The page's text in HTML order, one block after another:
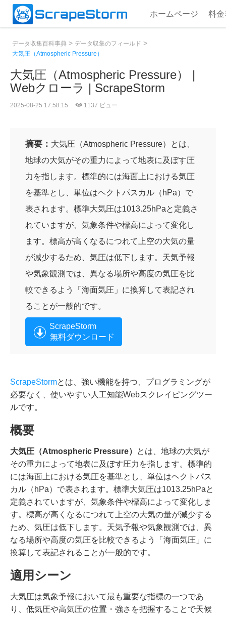
ホームページ 料金
データ収集百科事典 > データ収集のフィールド >
大気圧（Atmospheric Pressure）
大気圧（Atmospheric Pressure） |
Webクローラ | ScrapeStorm
2025-08-25 17:58:15 1137 ビュー
摘要： 大気圧（Atmospheric Pressure）とは、
地球の大気がその重力によって地表に及ぼす圧
力を指します。標準的には海面上における気圧
を基準とし、単位はヘクトパスカル（hPa）で
表されます。標準大気圧は1013.25hPaと定義さ
れていますが、気象条件や標高によって変化し
ます。標高が高くなるにつれて上空の大気の量
が減少するため、気圧は低下します。天気予報
や気象観測では、異なる場所や高度の気圧を比
較できるよう「海面気圧」に換算して表記され
ることが一般的です。
ScrapeStorm
無料ダウンロード
ScrapeStormとは、強い機能を持つ、プログラミングが
必要なく、使いやすい人工知能Webスクレイピングツー
ルです。
概要
大気圧（Atmospheric Pressure）
とは、地球の大気が
その重力によって地表に及ぼす圧力を指します。標準的
には海面上における気圧を基準とし、単位はヘクトパス
カル（hPa）で表されます。標準大気圧は1013.25hPaと
定義されていますが、気象条件や標高によって変化しま
す。標高が高くなるにつれて上空の大気の量が減少する
ため、気圧は低下します。天気予報や気象観測では、異
なる場所や高度の気圧を比較できるよう「海面気圧」に
換算して表記されることが一般的です。
適用シーン
大気圧は気象予報において最も重要な指標の一つであ
り、低気圧や高気圧の位置・強さを把握することで天候